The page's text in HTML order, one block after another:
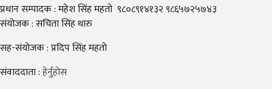
प्रधान सम्पादक : महेश सिंह महतो ९८०८९१४१३२ ९८६५७२५७४३
संयोजक : सचिता सिंह थारु
सह-संयोजक : प्रदिप सिंह महतो
संवाददाता :हेर्नुहोस